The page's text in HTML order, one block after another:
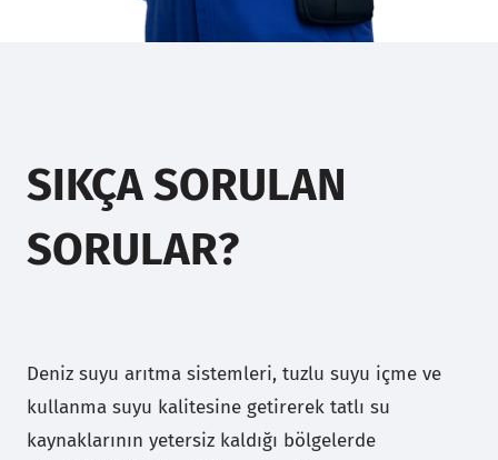
SIKÇA SORULAN
SORULAR?
Deniz suyu arıtma sistemleri, tuzlu suyu içme ve
kullanma suyu kalitesine getirerek tatlı su
kaynaklarının yetersiz kaldığı bölgelerde